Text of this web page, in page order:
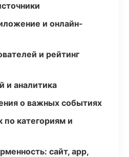
и онлайн-
и рейтинг
и аналитика
о важных событиях
категориям и
сайт, app,